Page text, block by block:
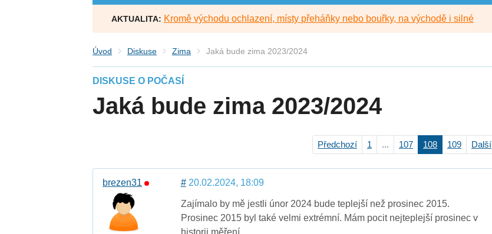
AKTUALITA: Kromě východu ochlazení, místy přeháňky nebo bouřky, na východě i silné
Úvod Diskuse Zima Jaká bude zima 2023/2024
DISKUSE O POČASÍ
Jaká bude zima 2023/2024
Předchozí 1 ... 107 108 109 Další
brezen31 #20.02.2024, 18:09
Zajímalo by mě jestli únor 2024 bude teplejší než prosinec 2015.
Prosinec 2015 byl také velmi extrémní. Mám pocit nejteplejší prosinec v